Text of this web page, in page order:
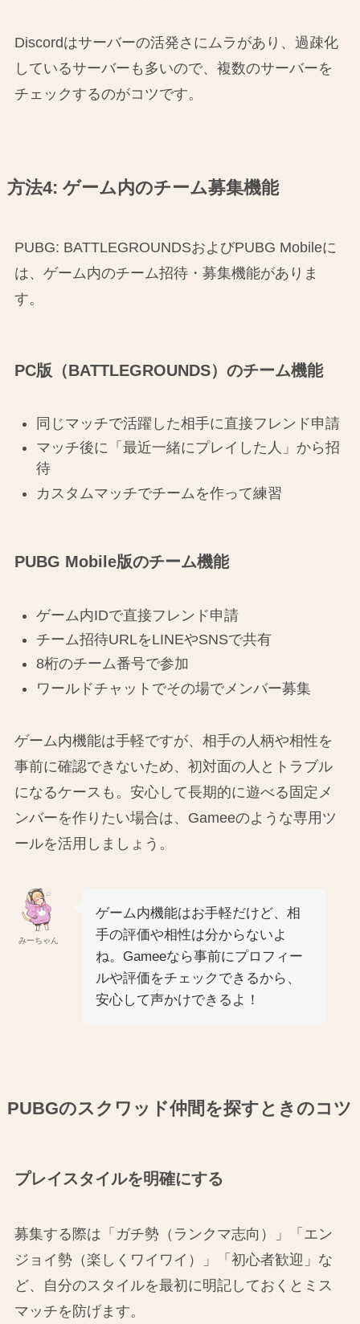
Discordはサーバーの活発さにムラがあり、過疎化
しているサーバーも多いので、複数のサーバーを
チェックするのがコツです。
方法4: ゲーム内のチーム募集機能
PUBG: BATTLEGROUNDSおよびPUBG Mobileに
は、ゲーム内のチーム招待・募集機能がありま
す。
PC版（BATTLEGROUNDS）のチーム機能
同じマッチで活躍した相手に直接フレンド申請
マッチ後に「最近一緒にプレイした人」から招
待
カスタムマッチでチームを作って練習
PUBG Mobile版のチーム機能
ゲーム内IDで直接フレンド申請
チーム招待URLをLINEやSNSで共有
8桁のチーム番号で参加
ワールドチャットでその場でメンバー募集
ゲーム内機能は手軽ですが、相手の人柄や相性を
事前に確認できないため、初対面の人とトラブル
になるケースも。安心して長期的に遊べる固定メ
ンバーを作りたい場合は、Gameeのような専用ツ
ールを活用しましょう。
みーちゃん
ゲーム内機能はお手軽だけど、相
手の評価や相性は分からないよ
ね。Gameeなら事前にプロフィー
ルや評価をチェックできるから、
安心して声かけできるよ！
PUBGのスクワッド仲間を探すときのコツ
プレイスタイルを明確にする
募集する際は「ガチ勢（ランクマ志向）」「エン
ジョイ勢（楽しくワイワイ）」「初心者歓迎」な
ど、自分のスタイルを最初に明記しておくとミス
マッチを防げます。